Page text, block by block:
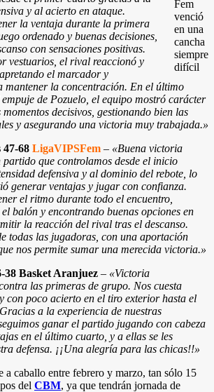
Fem
venció
en una
cancha
siempre
difícil
y al acierto en ataque.
la ventaja durante la primera
ordenado y buenas decisiones,
con sensaciones positivas.
vestuarios, el rival reaccionó y
el marcador y
mantener la concentración. En el último
de Pozuelo, el equipo mostró carácter
momentos decisivos, gestionando bien las
y asegurando una victoria muy trabajada.»
47-68 LigaVIPSFem – «Buena victoria
partido que controlamos desde el inicio
defensiva y al dominio del rebote, lo
generar ventajas y jugar con confianza.
el ritmo durante todo el encuentro,
balón y encontrando buenas opciones en
la reacción del rival tras el descanso.
todas las jugadoras, con una aportación
nos permite sumar una merecida victoria.»
38 Basket Aranjuez – «Victoria
las primeras de grupo. Nos cuesta
con poco acierto en el tiro exterior hasta el
a la experiencia de nuestras
ganar el partido jugando con cabeza
en el último cuarto, y a ellas se les
defensa. ¡¡Una alegría para las chicas!!»
a caballo entre febrero y marzo, tan sólo 15
del CBM, ya que tendrán jornada de